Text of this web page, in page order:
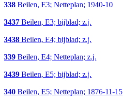
338 Beilen, E3; Netteplan; 1940-10
3437 Beilen, E3; bijblad; z.j.
3438 Beilen, E4; bijblad; z.j.
339 Beilen, E4; Netteplan; z.j.
3439 Beilen, E5; bijblad; z.j.
340 Beilen, E5; Netteplan; 1876-11-15